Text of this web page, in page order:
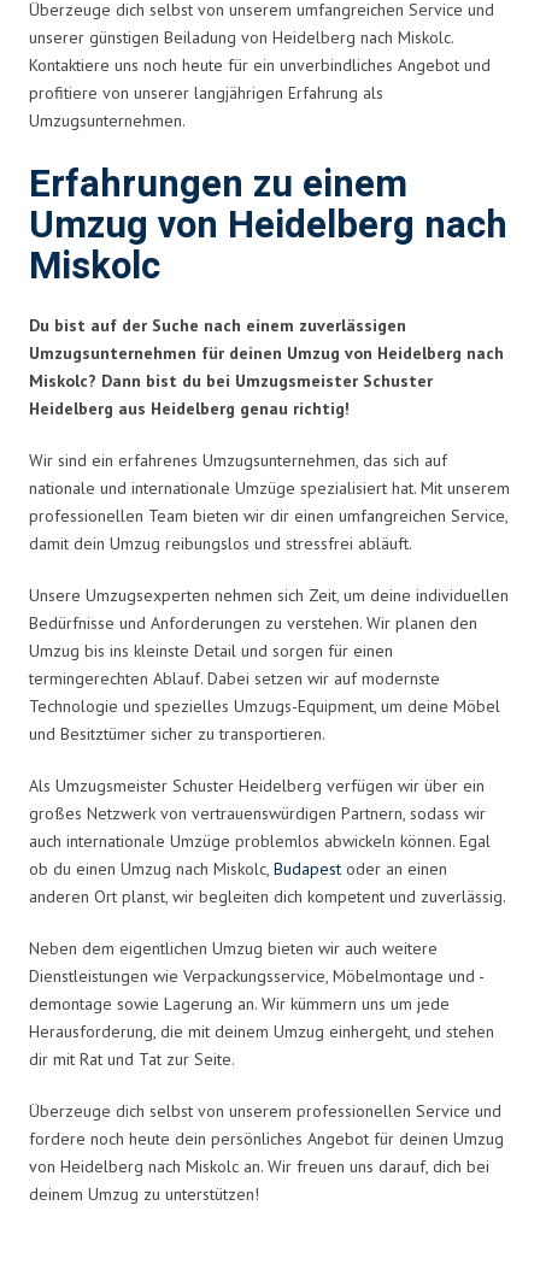
Überzeuge dich selbst von unserem umfangreichen Service und
unserer günstigen Beiladung von Heidelberg nach Miskolc.
Kontaktiere uns noch heute für ein unverbindliches Angebot und
profitiere von unserer langjährigen Erfahrung als
Umzugsunternehmen.
Erfahrungen zu einem
Umzug von Heidelberg nach
Miskolc
Du bist auf der Suche nach einem zuverlässigen
Umzugsunternehmen für deinen Umzug von Heidelberg nach
Miskolc? Dann bist du bei Umzugsmeister Schuster
Heidelberg aus Heidelberg genau richtig!
Wir sind ein erfahrenes Umzugsunternehmen, das sich auf
nationale und internationale Umzüge spezialisiert hat. Mit unserem
professionellen Team bieten wir dir einen umfangreichen Service,
damit dein Umzug reibungslos und stressfrei abläuft.
Unsere Umzugsexperten nehmen sich Zeit, um deine individuellen
Bedürfnisse und Anforderungen zu verstehen. Wir planen den
Umzug bis ins kleinste Detail und sorgen für einen
termingerechten Ablauf. Dabei setzen wir auf modernste
Technologie und spezielles Umzugs-Equipment, um deine Möbel
und Besitztümer sicher zu transportieren.
Als Umzugsmeister Schuster Heidelberg verfügen wir über ein
großes Netzwerk von vertrauenswürdigen Partnern, sodass wir
auch internationale Umzüge problemlos abwickeln können. Egal
ob du einen Umzug nach Miskolc, Budapest oder an einen
anderen Ort planst, wir begleiten dich kompetent und zuverlässig.
Neben dem eigentlichen Umzug bieten wir auch weitere
Dienstleistungen wie Verpackungsservice, Möbelmontage und -
demontage sowie Lagerung an. Wir kümmern uns um jede
Herausforderung, die mit deinem Umzug einhergeht, und stehen
dir mit Rat und Tat zur Seite.
Überzeuge dich selbst von unserem professionellen Service und
fordere noch heute dein persönliches Angebot für deinen Umzug
von Heidelberg nach Miskolc an. Wir freuen uns darauf, dich bei
deinem Umzug zu unterstützen!